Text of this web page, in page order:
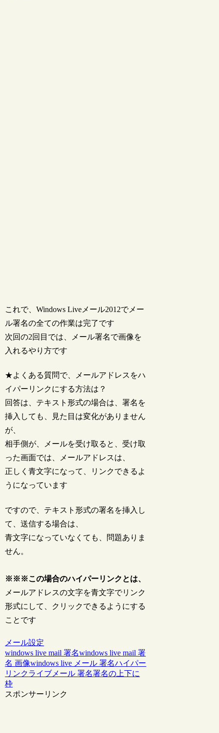
これで、Windows Liveメール2012でメー
ル署名の全ての作業は完了です
次回の2回目では、メール署名で画像を
入れるやり方です
★よくある質問で、メールアドレスをハ
イパーリンクにする方法は？
回答は、テキスト形式の場合は、署名を
挿入しても、見た目は変化がありません
が、
相手側が、メールを受け取ると、受け取
った画面では、メールアドレスは、
正しく青文字になって、リンクできるよ
うになっています
ですので、テキスト形式の署名を挿入し
て、送信する場合は、
青文字になっていなくても、問題ありま
せん。
※※※この場合のハイパーリンクとは、
メールアドレスの文字を青文字でリンク
形式にして、クリックできるようにする
ことです
メール設定
windows live mail 署名windows live mail 署
名 画像windows live メール 署名ハイパー
リンクライブメール 署名署名の上下に
枠
スポンサーリンク